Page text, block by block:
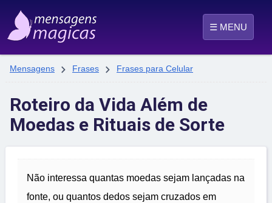
☰ MENU
Mensagens  Frases  Frases para Celular
Roteiro da Vida Além de
Moedas e Rituais de Sorte
Não interessa quantas moedas sejam lançadas na
fonte, ou quantos dedos sejam cruzados em